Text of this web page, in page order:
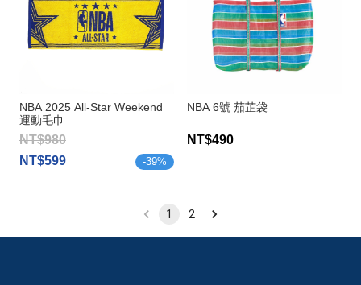
NBA 2025 All-Star Weekend
運動毛巾
NT$980
NT$599
-39%
NBA 6號 茄芷袋
NT$490
1 2